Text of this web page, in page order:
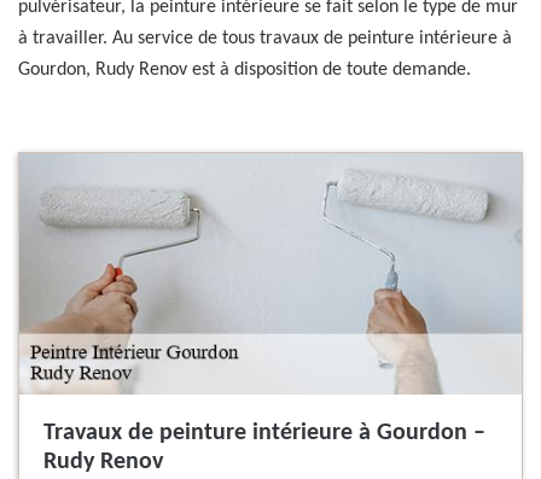
pulvérisateur, la peinture intérieure se fait selon le type de mur
à travailler. Au service de tous travaux de peinture intérieure à
Gourdon, Rudy Renov est à disposition de toute demande.
Travaux de peinture intérieure à Gourdon –
Rudy Renov